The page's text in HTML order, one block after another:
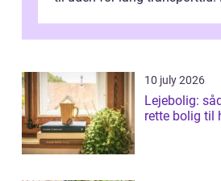
10 july 2026
Lejebolig:
rette bolig til